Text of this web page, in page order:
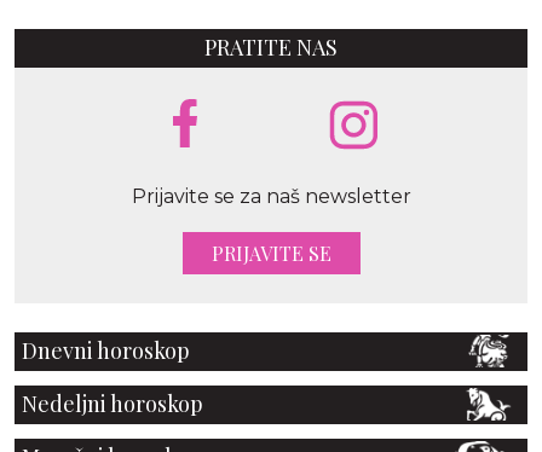
PRATITE NAS
Prijavite se za naš newsletter
PRIJAVITE SE
Dnevni horoskop
Nedeljni horoskop